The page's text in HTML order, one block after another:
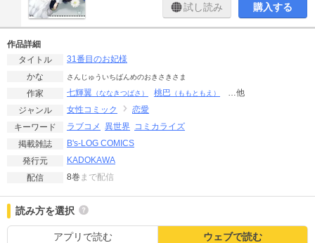
試し読み 購入する
作品詳細
タイトル
31番目のお妃様
かな
さんじゅういちばんめのおきさきさま
作家 七輝翼 （ななきつばさ） 桃巴 （ももともえ）
…他
ジャンル
女性コミック
恋愛
キーワード
ラブコメ 異世界 コミカライズ
掲載雑誌
B's-LOG COMICS
発行元
KADOKAWA
配信
8巻 まで配信
読み方を選択
アプリで読む ウェブで読む